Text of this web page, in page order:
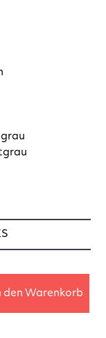
den Warenkorb